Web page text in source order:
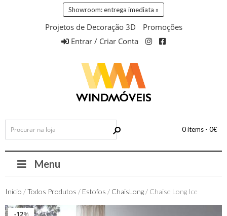
Showroom: entrega imediata »
Projetos de Decoração 3D
Promoções
Entrar / Criar Conta
0 items - 0€
Menu
Início /Todos Produtos / Estofos / ChaisLong/ Chaise Long Ice
12
12